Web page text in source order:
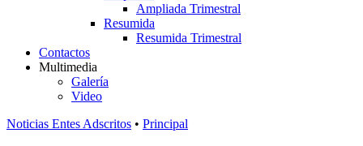
Ampliada Trimestral
Resumida
Resumida Trimestral
Contactos
Multimedia
Galería
Video
Noticias Entes Adscritos • Principal